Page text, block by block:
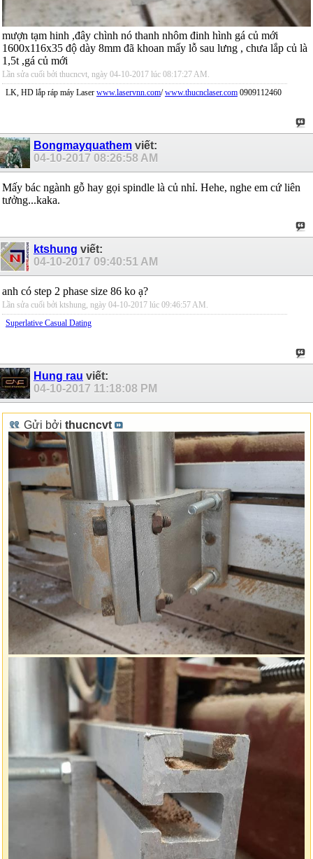
mượn tạm hinh ,đây chình nó thanh nhôm đinh hình gá củ mới
1600x116x35 độ dày 8mm đã khoan mấy lỗ sau lưng , chưa lắp củ là
1,5t ,gá củ mới
Lần sửa cuối bởi thucncvt, ngày 04-10-2017 lúc 08:17:27 AM
LK, HD lắp ráp máy Laser www.laservnn.com/www.thucnclaser.com 0909112460
Bongmayquathem viết:
04-10-2017 08:26:58 AM
Mấy bác ngành gỗ hay gọi spindle là củ nhỉ. Hehe, nghe em cứ liên
tưởng...kaka.
ktshung viết:
04-10-2017 09:40:51 AM
anh có step 2 phase size 86 ko ạ?
Lần sửa cuối bởi ktshung, ngày 04-10-2017 lúc 09:46:57 AM .
Superlative Сasual Dating
Hung rau viết:
04-10-2017 11:18:08 PM
Gửi bởi thucncvt